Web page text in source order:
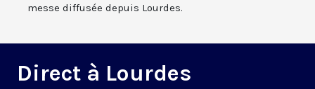
messe diffusée depuis Lourdes.
Direct à Lourdes